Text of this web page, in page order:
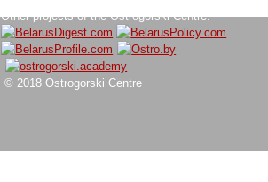
Other projects of the Ostrogorski Centre:
© 2018 Ostrogorski Centre